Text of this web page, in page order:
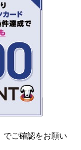
でご確認をお願い